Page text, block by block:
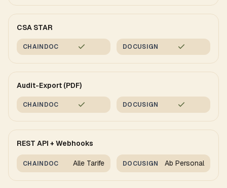
CSA STAR
CHAINDOC DOCUSIGN
Audit-Export (PDF)
CHAINDOC DOCUSIGN
REST API + Webhooks
CHAINDOC Alle Tarife DOCUSIGN Ab Personal